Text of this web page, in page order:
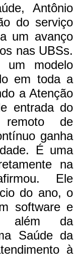
Antônio
do serviço
um avanço
nas UBSs.
um modelo
em toda a
a Atenção
entrada do
de
ganha
É uma
na
Ele
do ano, o
software e
além da
Saúde da
à